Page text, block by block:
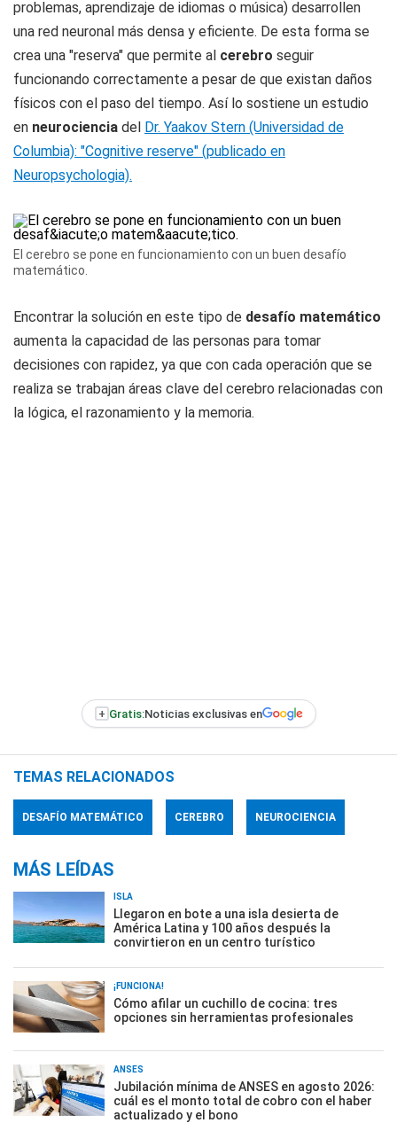
problemas, aprendizaje de idiomas o música) desarrollen
una red neuronal más densa y eficiente. De esta forma se
crea una "reserva" que permite al cerebro seguir
funcionando correctamente a pesar de que existan daños
físicos con el paso del tiempo. Así lo sostiene un estudio
en neurociencia del Dr. Yaakov Stern (Universidad de
Columbia): "Cognitive reserve" (publicado en
Neuropsychologia).
El cerebro se pone en funcionamiento con un buen desafío
matemático.
Encontrar la solución en este tipo de desafío matemático
aumenta la capacidad de las personas para tomar
decisiones con rapidez, ya que con cada operación que se
realiza se trabajan áreas clave del cerebro relacionadas con
la lógica, el razonamiento y la memoria.
+ Gratis:Noticias exclusivas en
TEMAS RELACIONADOS
DESAFÍO MATEMÁTICO CEREBRO NEUROCIENCIA
MÁS LEÍDAS
ISLA
Llegaron en bote a una isla desierta de
América Latina y 100 años después la
convirtieron en un centro turístico
¡FUNCIONA!
Cómo afilar un cuchillo de cocina: tres
opciones sin herramientas profesionales
ANSES
Jubilación mínima de ANSES en agosto 2026:
cuál es el monto total de cobro con el haber
actualizado y el bono